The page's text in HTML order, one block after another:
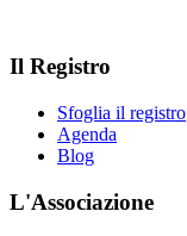
Il Registro
Sfoglia il registro
Agenda
Blog
L'Associazione